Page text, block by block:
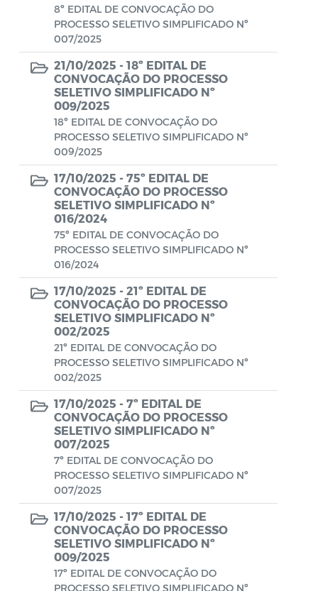
Prévia
CONCURSO GUARDA MUNICIPAL Nº 002
Concurso Público
Conselho Municipal - CACS FUNDEB
Conselho Municipal de Assistência Social
de Araruama - COMASO
Conselho Municipal de Educação
Conselho Municipal de Habitação -
Conselho Municipal de Saúde
Conselho Municipal de Turismo
Conselho Municipal do Desenvolvimento
Sustentável Rural e Pesqueiro de
Araruama – COMDESURP-AR
Conselho Municipal do Idoso (COMID)
Conselho Municipal do Meio Ambiente -
CONDEMA
Conselho Municipal dos Direitos da
Criança e do Adolescente de Araruama -
CMDCAA
Contratos
Convênio
8º EDITAL DE CONVOCAÇÃO DO
PROCESSO SELETIVO SIMPLIFICADO Nº
007/2025
21/10/2025 - 18º EDITAL DE
CONVOCAÇÃO DO PROCESSO
SELETIVO SIMPLIFICADO Nº
009/2025
18º EDITAL DE CONVOCAÇÃO DO
PROCESSO SELETIVO SIMPLIFICADO Nº
009/2025
17/10/2025 - 75º EDITAL DE
CONVOCAÇÃO DO PROCESSO
SELETIVO SIMPLIFICADO Nº
016/2024
75º EDITAL DE CONVOCAÇÃO DO
PROCESSO SELETIVO SIMPLIFICADO Nº
016/2024
17/10/2025 - 21º EDITAL DE
CONVOCAÇÃO DO PROCESSO
SELETIVO SIMPLIFICADO Nº
002/2025
21º EDITAL DE CONVOCAÇÃO DO
PROCESSO SELETIVO SIMPLIFICADO Nº
002/2025
17/10/2025 - 7º EDITAL DE
CONVOCAÇÃO DO PROCESSO
SELETIVO SIMPLIFICADO Nº
007/2025
7º EDITAL DE CONVOCAÇÃO DO
PROCESSO SELETIVO SIMPLIFICADO Nº
007/2025
17/10/2025 - 17º EDITAL DE
CONVOCAÇÃO DO PROCESSO
SELETIVO SIMPLIFICADO Nº
009/2025
17º EDITAL DE CONVOCAÇÃO DO
PROCESSO SELETIVO SIMPLIFICADO Nº